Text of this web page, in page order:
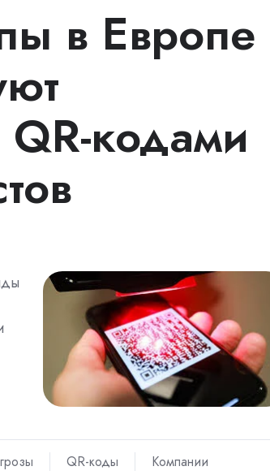
в Европе
кодами
QR-коды Компании